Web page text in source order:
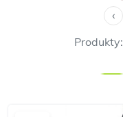
‹
Produkty: